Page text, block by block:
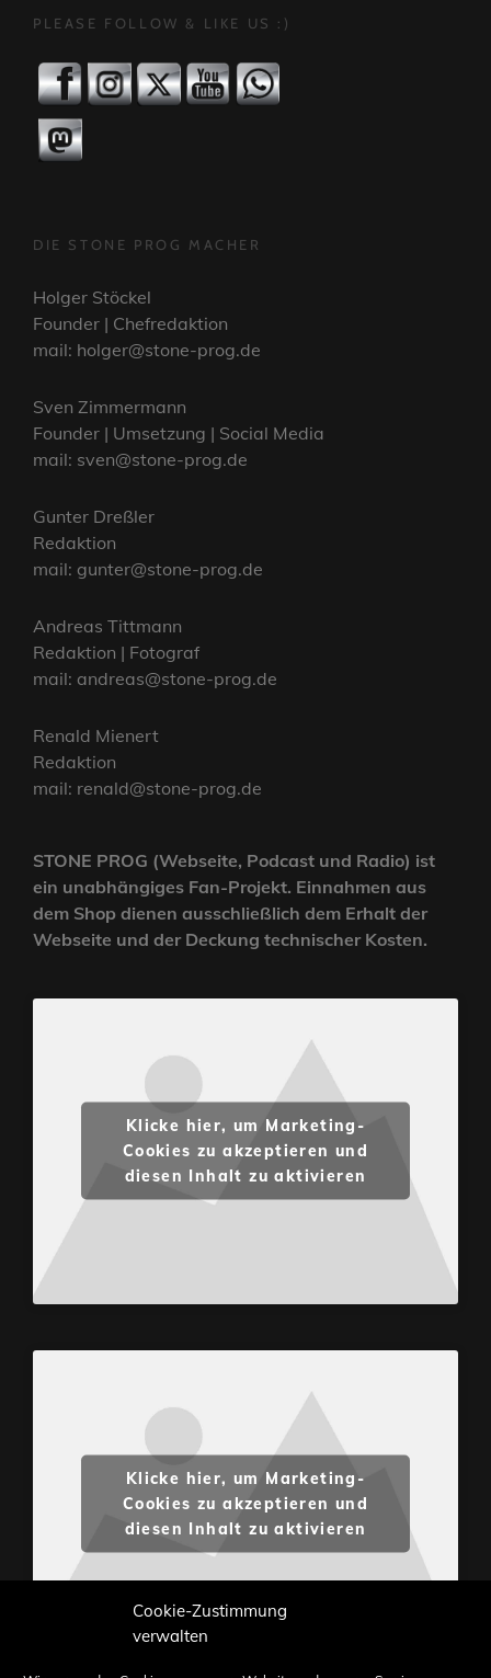
Cookie-Zustimmung
verwalten
PLEASE FOLLOW & LIKE US :)
DIE STONE PROG MACHER
Holger Stöckel
Founder | Chefredaktion
mail: holger@stone-prog.de
Sven Zimmermann
Founder | Umsetzung | Social Media
mail: sven@stone-prog.de
Gunter Dreßler
Redaktion
mail: gunter@stone-prog.de
Andreas Tittmann
Redaktion | Fotograf
mail: andreas@stone-prog.de
Renald Mienert
Redaktion
mail: renald@stone-prog.de
STONE PROG (Webseite, Podcast und Radio) ist
ein unabhängiges Fan-Projekt. Einnahmen aus
dem Shop dienen ausschließlich dem Erhalt der
Webseite und der Deckung technischer Kosten.
Klicke hier, um Marketing-
Cookies zu akzeptieren und
diesen Inhalt zu aktivieren
Klicke hier, um Marketing-
Cookies zu akzeptieren und
diesen Inhalt zu aktivieren